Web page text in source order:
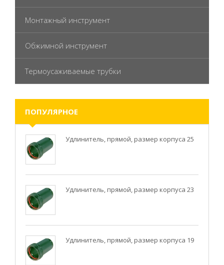
Монтажный инструмент
Обжимной инструмент
Термоусаживаемые трубки
ПОПУЛЯРНОЕ
Удлинитель, прямой, размер корпуса 25
Удлинитель, прямой, размер корпуса 23
Удлинитель, прямой, размер корпуса 19